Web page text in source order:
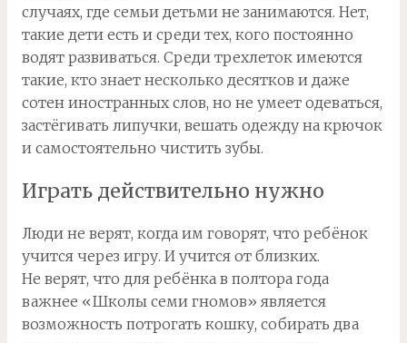
случаях, где семьи детьми не занимаются. Нет,
такие дети есть и среди тех, кого постоянно
водят развиваться. Среди трехлеток имеются
такие, кто знает несколько десятков и даже
сотен иностранных слов, но не умеет одеваться,
застёгивать липучки, вешать одежду на крючок
и самостоятельно чистить зубы.
Играть действительно нужно
Люди не верят, когда им говорят, что ребёнок
учится через игру. И учится от близких.
Не верят, что для ребёнка в полтора года
важнее «Школы семи гномов» является
возможность потрогать кошку, собирать два